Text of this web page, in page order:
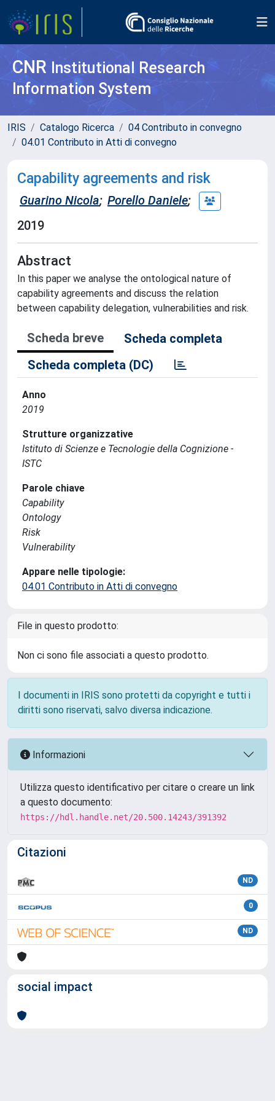
CNR Institutional Research
Information System
IRIS Catalogo Ricerca
04 Contributo in convegno
04.01 Contributo in Atti di convegno
Capability agreements and risk
Guarino Nicola; Porello Daniele;
2019
Abstract
In this paper we analyse the ontological nature of
capability agreements and discuss the relation
between capability delegation, vulnerabilities and risk.
Scheda breve
Scheda completa
Scheda completa (DC)
Anno
2019
Strutture organizzative
Istituto di Scienze e Tecnologie della Cognizione -
ISTC
Parole chiave
Capability
Ontology
Risk
Vulnerability
Appare nelle tipologie:
04.01 Contributo in Atti di convegno
File in questo prodotto:
Non ci sono file associati a questo prodotto.
I documenti in IRIS sono protetti da copyright e tutti i
diritti sono riservati, salvo diversa indicazione.
Informazioni
Utilizza questo identificativo per citare o creare un link
a questo documento:
https://hdl.handle.net/20.500.14243/391392
Citazioni
ND
0
ND
social impact